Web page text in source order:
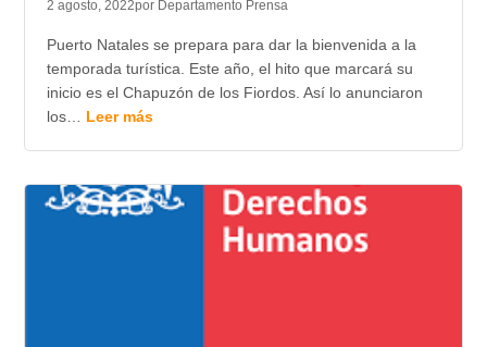
2 agosto, 2022por Departamento Prensa
Puerto Natales se prepara para dar la bienvenida a la
temporada turística. Este año, el hito que marcará su
inicio es el Chapuzón de los Fiordos. Así lo anunciaron
los… Leer más